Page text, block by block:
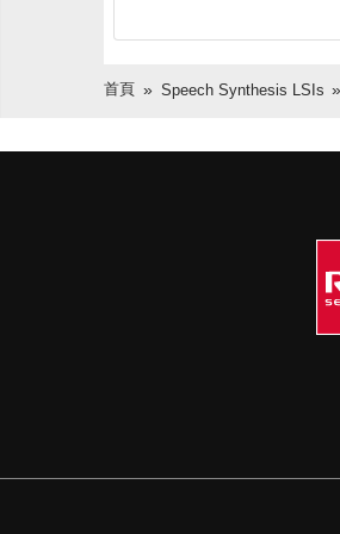
首頁 Speech Synthesis LSIs